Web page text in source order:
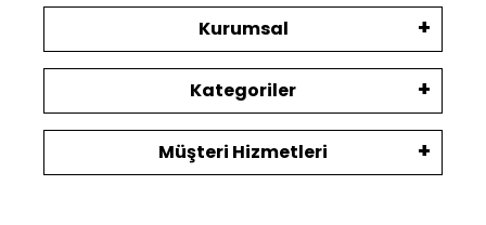
Kurumsal
Kategoriler
Müşteri Hizmetleri